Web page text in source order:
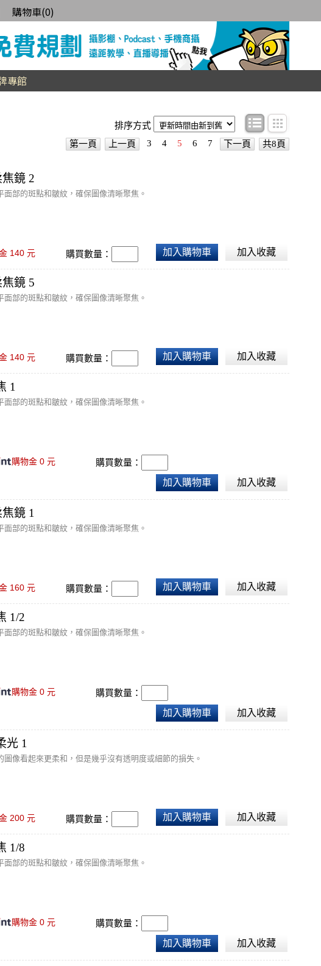
購物車(0)
專館
排序方式
條目顯示
第一頁 上一頁 3 4 5 6 7 下一頁 共8頁
鏡 2
部的斑點和皺紋，確保圖像清晰聚焦。
140元 購買數量： 加入購物車 加入收藏
鏡 5
部的斑點和皺紋，確保圖像清晰聚焦。
140元 購買數量： 加入購物車 加入收藏
1
部的斑點和皺紋，確保圖像清晰聚焦。
購物金 0元 購買數量：
加入購物車 加入收藏
鏡 1
部的斑點和皺紋，確保圖像清晰聚焦。
160元 購買數量： 加入購物車 加入收藏
1/2
部的斑點和皺紋，確保圖像清晰聚焦。
購物金 0元 購買數量：
加入購物車 加入收藏
光 1
像看起來更柔和，但是幾乎沒有透明度或細節的損失。
200元 購買數量： 加入購物車 加入收藏
1/8
部的斑點和皺紋，確保圖像清晰聚焦。
購物金 0元 購買數量：
加入購物車 加入收藏